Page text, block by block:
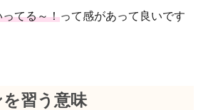
てる～！って感があって良いです
習う意味